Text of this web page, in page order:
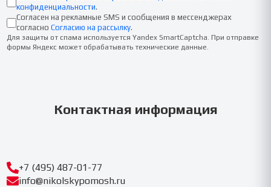
конфиденциальности.
Согласен на рекламные SMS и сообщения в мессенджерах
согласно Согласию на рассылку.
Для защиты от спама используется Yandex SmartCaptcha. При отправке
формы Яндекс может обрабатывать технические данные.
Контактная информация
+7 (495) 487-01-77
info@nikolskypomosh.ru